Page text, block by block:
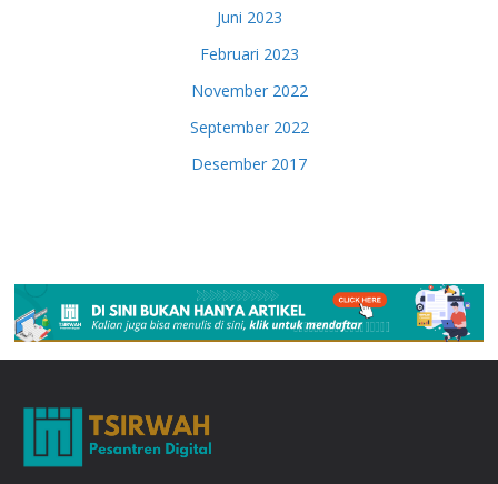
Juni 2023
Februari 2023
November 2022
September 2022
Desember 2017